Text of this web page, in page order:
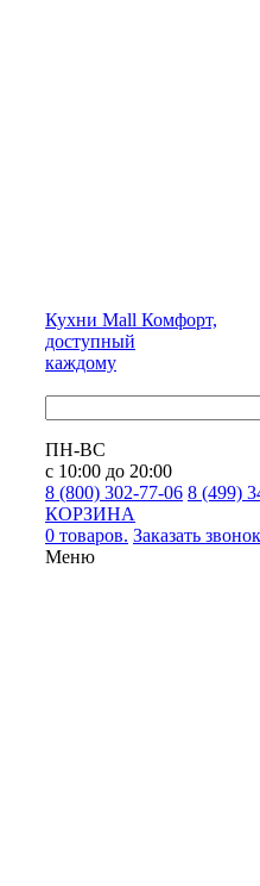
Кухни Mall Комфорт,
доступный
каждому
ПН-ВС
с 10:00 до 20:00
8 (800) 302-77-06 8 (499)
КОРЗИНА
0 товаров. Заказать звонок
Меню